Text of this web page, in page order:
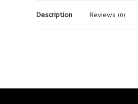
Description Reviews (0)